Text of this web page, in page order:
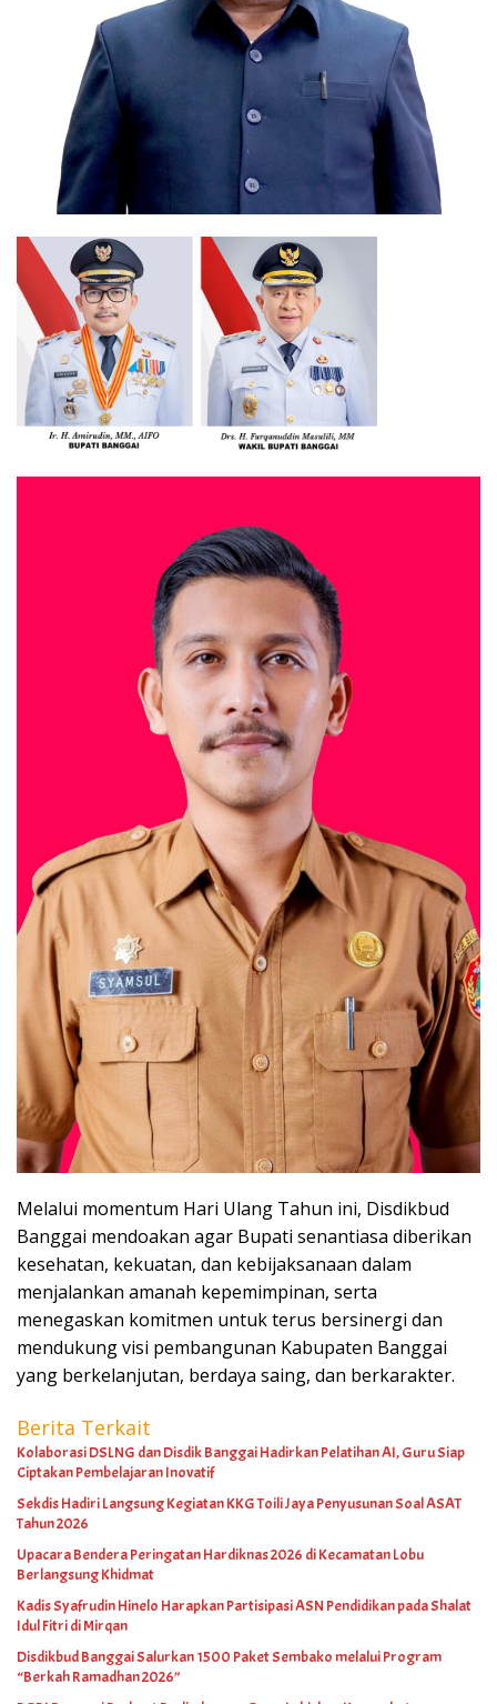
Melalui momentum Hari Ulang Tahun ini, Disdikbud
Banggai mendoakan agar Bupati senantiasa diberikan
kesehatan, kekuatan, dan kebijaksanaan dalam
menjalankan amanah kepemimpinan, serta
menegaskan komitmen untuk terus bersinergi dan
mendukung visi pembangunan Kabupaten Banggai
yang berkelanjutan, berdaya saing, dan berkarakter.
Berita Terkait
Kolaborasi DSLNG dan Disdik Banggai Hadirkan Pelatihan AI, Guru Siap
Ciptakan Pembelajaran Inovatif
Sekdis Hadiri Langsung Kegiatan KKG Toili Jaya Penyusunan Soal ASAT
Tahun 2026
Upacara Bendera Peringatan Hardiknas 2026 di Kecamatan Lobu
Berlangsung Khidmat
Kadis Syafrudin Hinelo Harapkan Partisipasi ASN Pendidikan pada Shalat
Idul Fitri di Mirqan
Disdikbud Banggai Salurkan 1500 Paket Sembako melalui Program
“Berkah Ramadhan 2026”